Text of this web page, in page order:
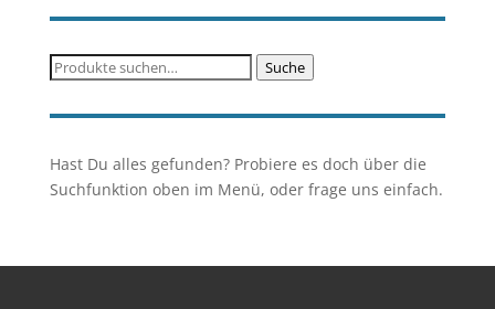
Suche
Suche
Hast Du alles gefunden? Probiere es doch über die
Suchfunktion oben im Menü, oder frage uns einfach.